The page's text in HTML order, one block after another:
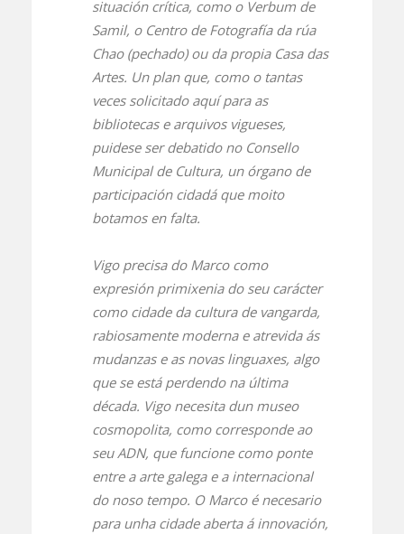
situación crítica, como o Verbum de
Samil, o Centro de Fotografía da rúa
Chao (pechado) ou da propia Casa das
Artes. Un plan que, como o tantas
veces solicitado aquí para as
bibliotecas e arquivos vigueses,
puidese ser debatido no Consello
Municipal de Cultura, un órgano de
participación cidadá que moito
botamos en falta.
Vigo precisa do Marco como
expresión primixenia do seu carácter
como cidade da cultura de vangarda,
rabiosamente moderna e atrevida ás
mudanzas e as novas linguaxes, algo
que se está perdendo na última
década. Vigo necesita dun museo
cosmopolita, como corresponde ao
seu ADN, que funcione como ponte
entre a arte galega e a internacional
do noso tempo. O Marco é necesario
para unha cidade aberta á innovación,